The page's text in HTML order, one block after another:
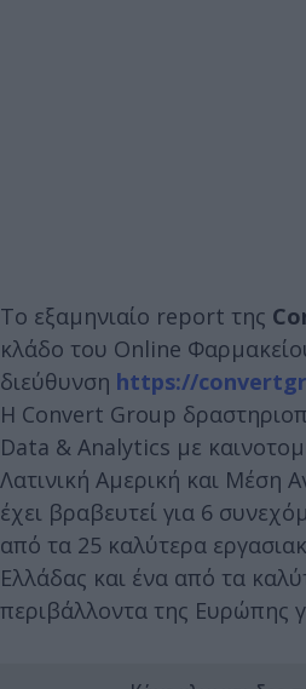
Το εξαμηνιαίο report της
κλάδο του Online
διεύθυνση https://
Η Convert Group
Data & Analytics με
Λατινική Αμερική και Μέση
έχει βραβευτεί για 6
από τα 25 καλύτερα
Ελλάδας και ένα από τα
περιβάλλοντα της Ευρώπης